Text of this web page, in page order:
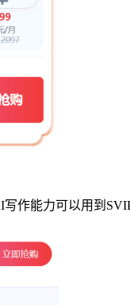
作能力可以用到SVIP